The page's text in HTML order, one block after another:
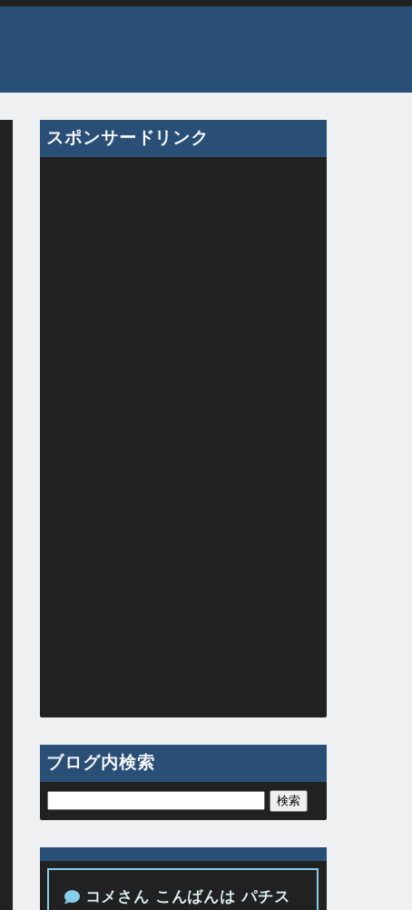
スポンサードリンク
ブログ内検索
コメさん こんばんは パチス